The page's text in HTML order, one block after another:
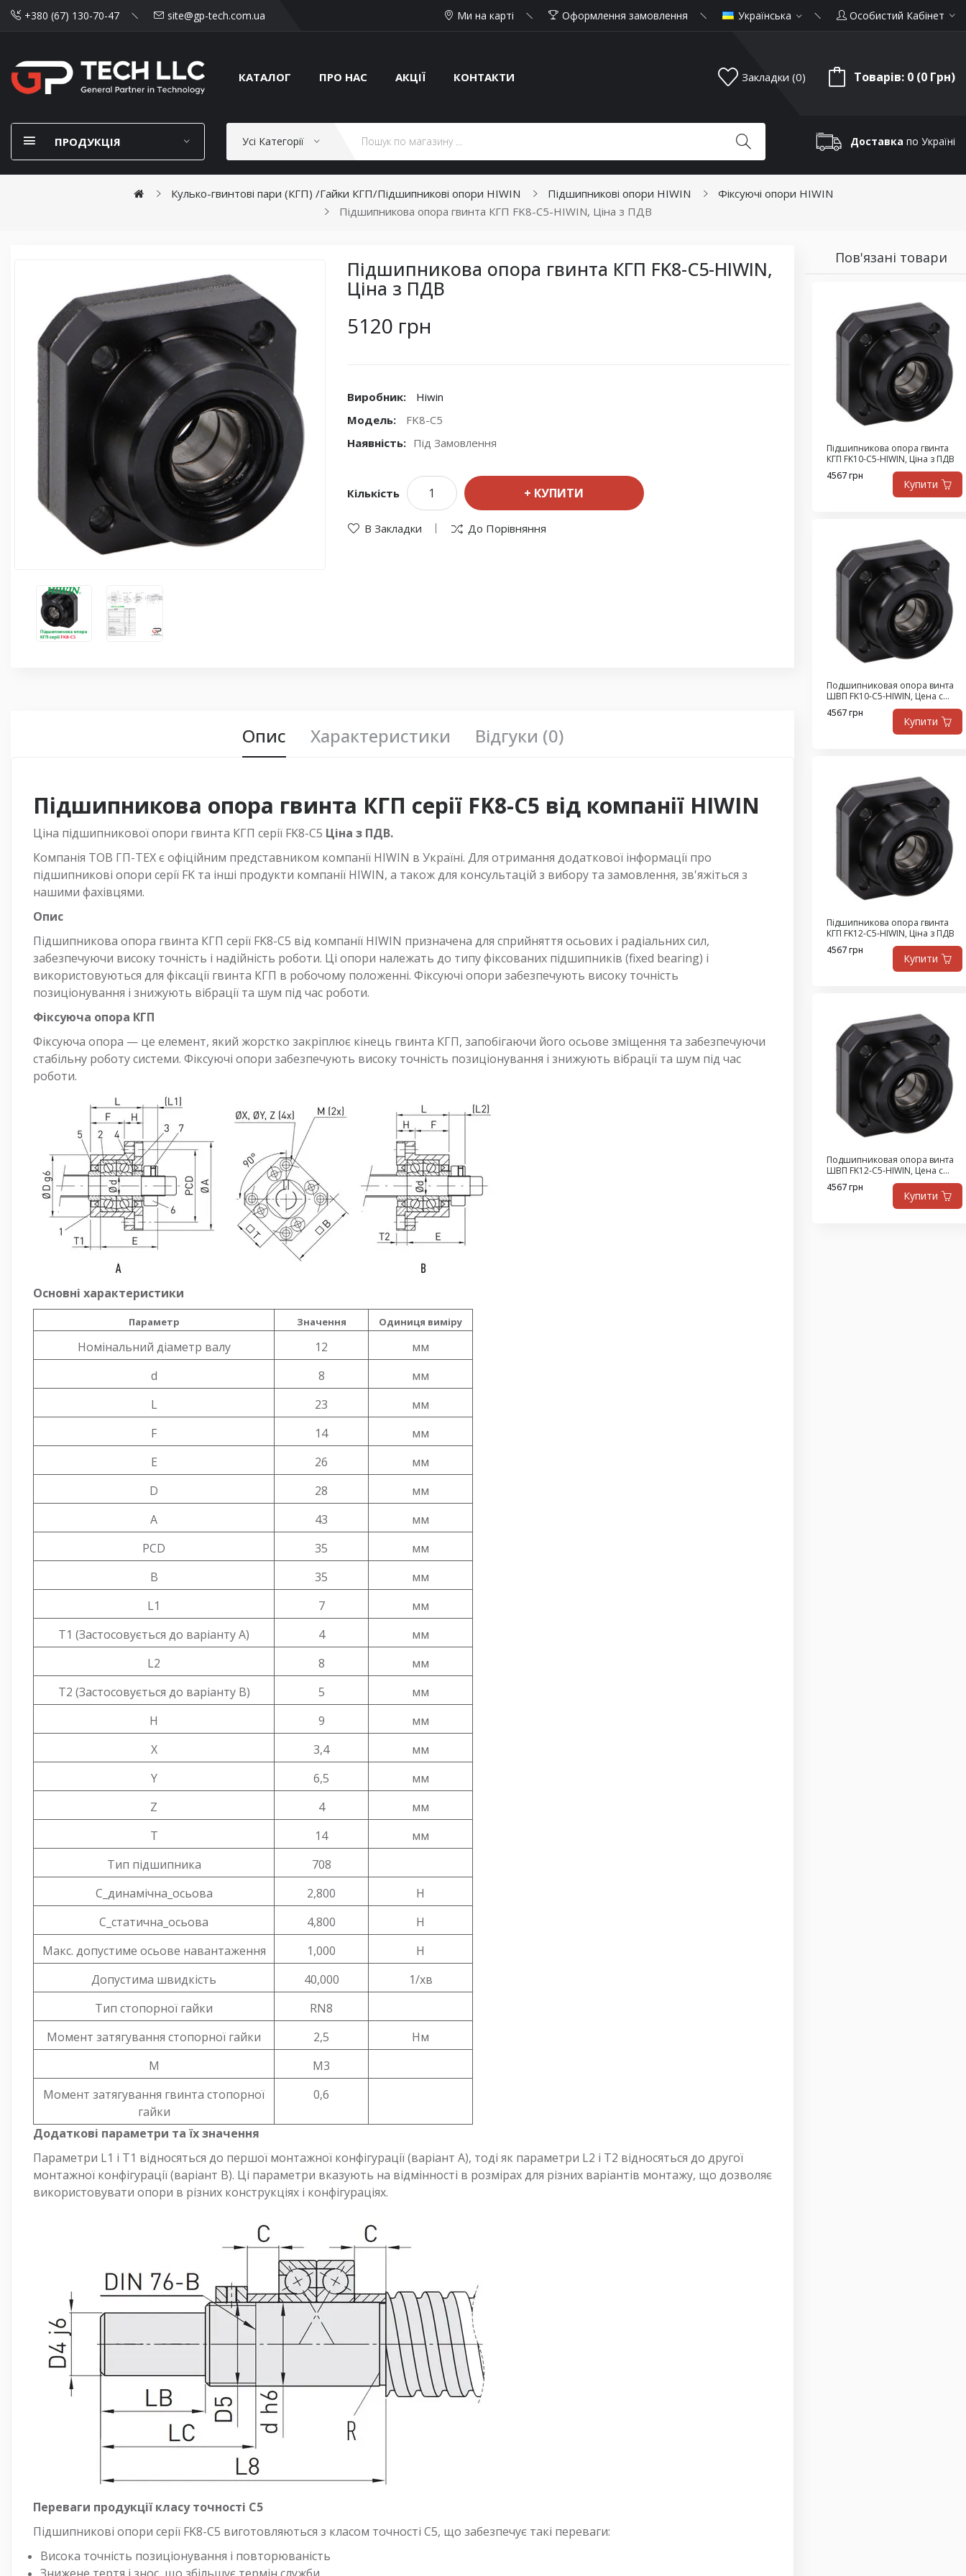
+380 (67) 130-70-47 site@gp-tech.com.ua Ми на карті Оформлення замовлення Українська Особистий Кабінет
КАТАЛОГ ПРО НАС АКЦІЇ КОНТАКТИ Закладки (0) Товарів: 0 (0 Грн)
ПРОДУКЦІЯ Усі Категорії Доставка по Україні
Кулько-гвинтові пари (КГП) /Гайки КГП/Підшипникові опори HIWIN Підшипникові опори HIWIN
Фіксуючі опори HIWIN
Підшипникова опора гвинта КГП FK8-C5-HIWIN, Ціна з ПДВ
Підшипникова опора гвинта КГП FK8-C5-HIWIN,
Ціна з ПДВ
5120 грн
Виробник:
Hiwin
Модель:
FK8-C5
Наявність: Під Замовлення
Кількість КУПИТИ
В Закладки До Порівняння
Опис Характеристики Відгуки (0)
Підшипникова опора гвинта КГП серії FK8-C5 від компанії HIWIN
Ціна підшипникової опори гвинта КГП серії FK8-C5 Ціна з ПДВ.
Компанія ТОВ ГП-ТЕХ є офіційним представником компанії HIWIN в Україні. Для отримання додаткової інформації про
підшипникові опори серії FK та інші продукти компанії HIWIN, а також для консультацій з вибору та замовлення, зв'яжіться з
нашими фахівцями.
Опис
Підшипникова опора гвинта КГП серії FK8-C5 від компанії HIWIN призначена для сприйняття осьових і радіальних сил,
забезпечуючи високу точність і надійність роботи. Ці опори належать до типу фіксованих підшипників (fixed bearing) і
використовуються для фіксації гвинта КГП в робочому положенні. Фіксуючі опори забезпечують високу точність
позиціонування і знижують вібрації та шум під час роботи.
Фіксуюча опора КГП
Фіксуюча опора — це елемент, який жорстко закріплює кінець гвинта КГП, запобігаючи його осьове зміщення та забезпечуючи
стабільну роботу системи. Фіксуючі опори забезпечують високу точність позиціонування і знижують вібрації та шум під час
роботи.
Основні характеристики
Параметр Значення Одиниця виміру
Номінальний діаметр валу 12
мм
d
8
мм
L
23
мм
F
14
мм
E
26
мм
D
28
мм
A
43
мм
PCD
35
мм
B
35
мм
L1
7
мм
T1 (Застосовується до варіанту A)
4
мм
L2
8
мм
T2 (Застосовується до варіанту B)
5
мм
H
9
мм
X
3,4
мм
Y
6,5
мм
Z
4
мм
T
14
мм
Тип підшипника
708
C_динамічна_осьова
2,800
Н
C_статична_осьова
4,800
Н
Макс. допустиме осьове навантаження
1,000
Н
Допустима швидкість
40,000
1/хв
Тип стопорної гайки
RN8
Момент затягування стопорної гайки
2,5
Нм
M
M3
Момент затягування гвинта стопорної
гайки
0,6
Додаткові параметри та їх значення
Параметри L1 і T1 відносяться до першої монтажної конфігурації (варіант A), тоді як параметри L2 і T2 відносяться до другої
монтажної конфігурації (варіант B). Ці параметри вказують на відмінності в розмірах для різних варіантів монтажу, що дозволяє
використовувати опори в різних конструкціях і конфігураціях.
Переваги продукції класу точності С5
Підшипникові опори серії FK8-C5 виготовляються з класом точності С5, що забезпечує такі переваги:
Висока точність позиціонування і повторюваність
Пов'язані товари
Підшипникова опора гвинта
КГП FK10-C5-HIWIN, Ціна з ПДВ
4567 грн
Купити
Подшипниковая опора винта
ШВП FK10-C5-HIWIN, Цена с
НДС
4567 грн
Купити
Підшипникова опора гвинта
КГП FK12-C5-HIWIN, Ціна з ПДВ
4567 грн
Купити
Подшипниковая опора винта
ШВП FK12-C5-HIWIN, Цена с
НДС
4567 грн
Купити